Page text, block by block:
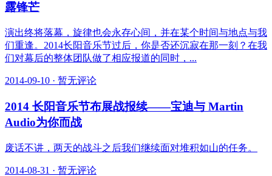
露锋芒
演出终将落幕，旋律也会永存心间，并在某个时间与地点与我
们重逢。2014长阳音乐节过后，你是否还沉寂在那一刻？在我
们对幕后的整体团队做了相应报道的同时，...
2014-09-10 · 暂无评论
2014 长阳音乐节布展战报续——宝迪与 Martin
Audio为你而战
废话不讲，两天的战斗之后我们继续面对堆积如山的任务。
2014-08-31 · 暂无评论